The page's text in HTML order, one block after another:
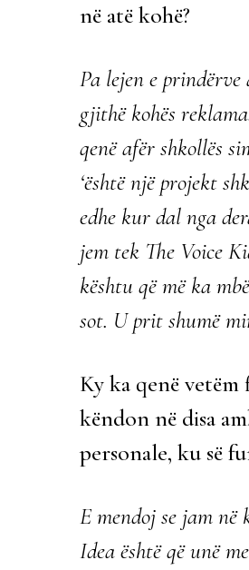
në atë kohë?
Pa lejen e
gjithë kohës
qenë afër shkollës
‘është një projekt
edhe kur dal nga
jem tek The Voice
kështu që më ka
sot. U prit shumë
Ky ka qenë
këndon në disa
personale, ku së
E mendoj se jam në
Idea është që unë